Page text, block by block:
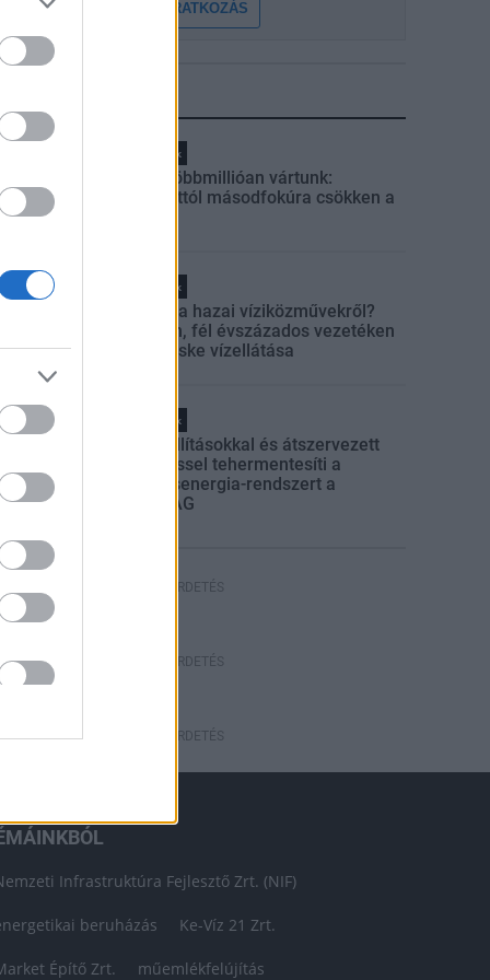
FELIRATKOZÁS
Helyi hírek
Amire többmillióan vártunk:
szombattól másodfokúra csökken a
Helyi hírek
Látlelet a hazai víziközművekről?
Egyetlen, fél évszázados vezetéken
múlt Bicske vízellátása
Helyi hírek
Gyárleállításokkal és átszervezett
termeléssel tehermentesíti a
villamosenergia-rendszert a
STRABAG
HIRDETÉS
HIRDETÉS
HIRDETÉS
Infrastruktúra Fejlesztő Zrt. (NIF)
beruházás Ke-Víz 21 Zrt.
Építő Zrt. műemlékfelújítás